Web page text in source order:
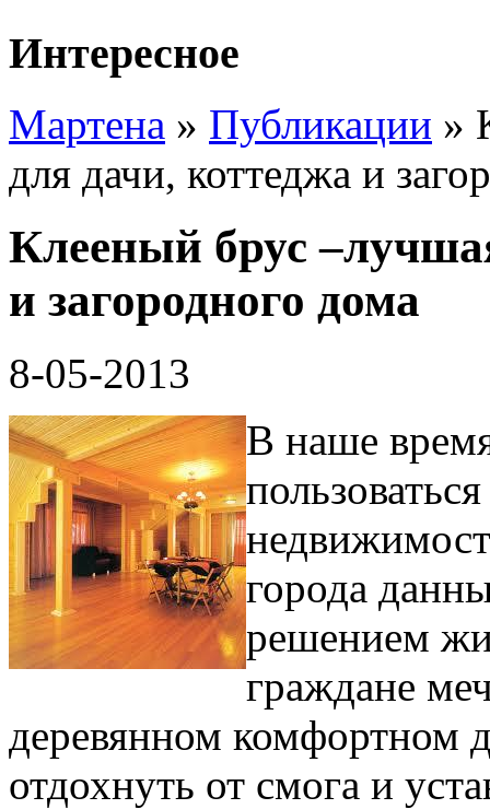
Интересное
Мартена » Публикации »
для дачи, коттеджа и
Клееный брус
и загородного дома
8-05-2013
В наше
города
решением
граждане
деревянном комфортном
отдохнуть от смога и